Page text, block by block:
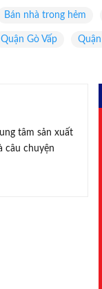
Bán nhà trong hẻm
Quận Gò Vấp
tâm sản xuất
câu chuyện